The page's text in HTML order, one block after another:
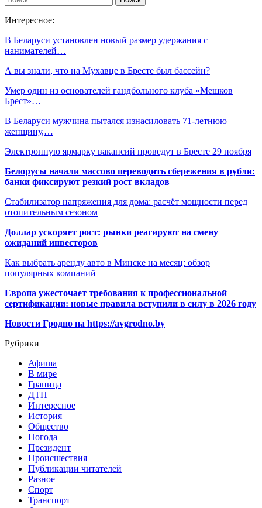
Интересное:
В Беларуси установлен новый размер удержания с
нанимателей…
А вы знали, что на Мухавце в Бресте был бассейн?
Умер один из основателей гандбольного клуба «Мешков
Брест»…
В Беларуси мужчина пытался изнасиловать 71-летнюю
женщину,…
Электронную ярмарку вакансий проведут в Бресте 29 ноября
Белорусы начали массово переводить сбережения в рубли:
банки фиксируют резкий рост вкладов
Стабилизатор напряжения для дома: расчёт мощности перед
отопительным сезоном
Доллар ускоряет рост: рынки реагируют на смену
ожиданий инвесторов
Как выбрать аренду авто в Минске на месяц: обзор
популярных компаний
Европа ужесточает требования к профессиональной
сертификации: новые правила вступили в силу в 2026 году
Новости Гродно на https://avgrodno.by
Рубрики
Афиша
В мире
Граница
ДТП
Интересное
История
Общество
Погода
Президент
Происшествия
Публикации читателей
Разное
Спорт
Транспорт